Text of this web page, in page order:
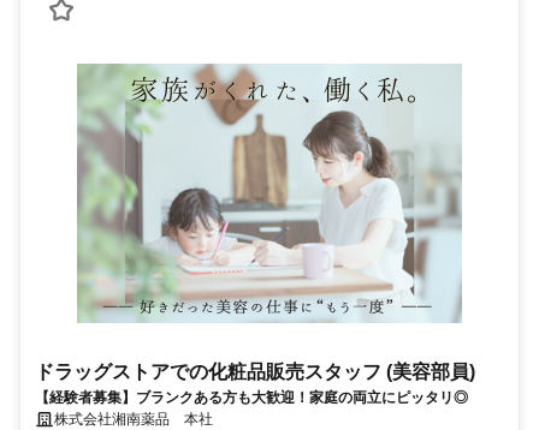
ドラッグストアでの化粧品販売スタッフ (美容部員)
【経験者募集】ブランクある方も大歓迎！家庭の両立にピッタリ◎
株式会社湘南薬品 本社